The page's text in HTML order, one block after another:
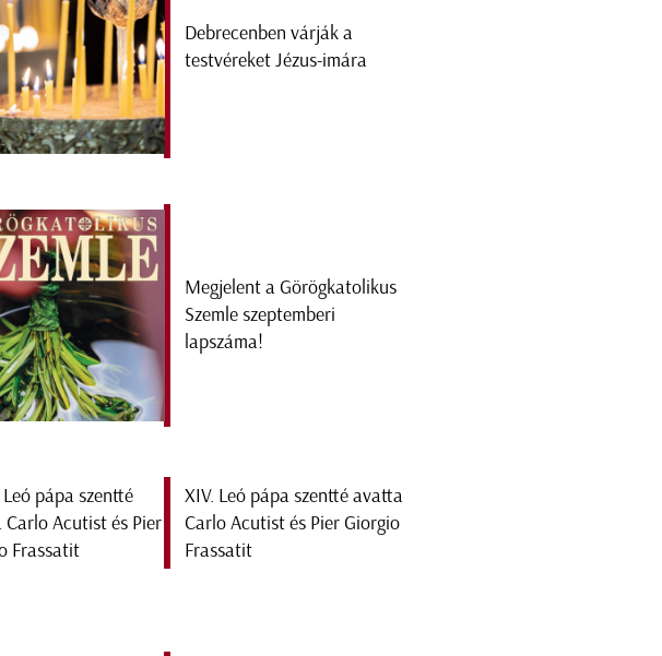
Debrecenben várják a
testvéreket Jézus-imára
Megjelent a Görögkatolikus
Szemle szeptemberi
lapszáma!
XIV. Leó pápa szentté avatta
Carlo Acutist és Pier Giorgio
Frassatit